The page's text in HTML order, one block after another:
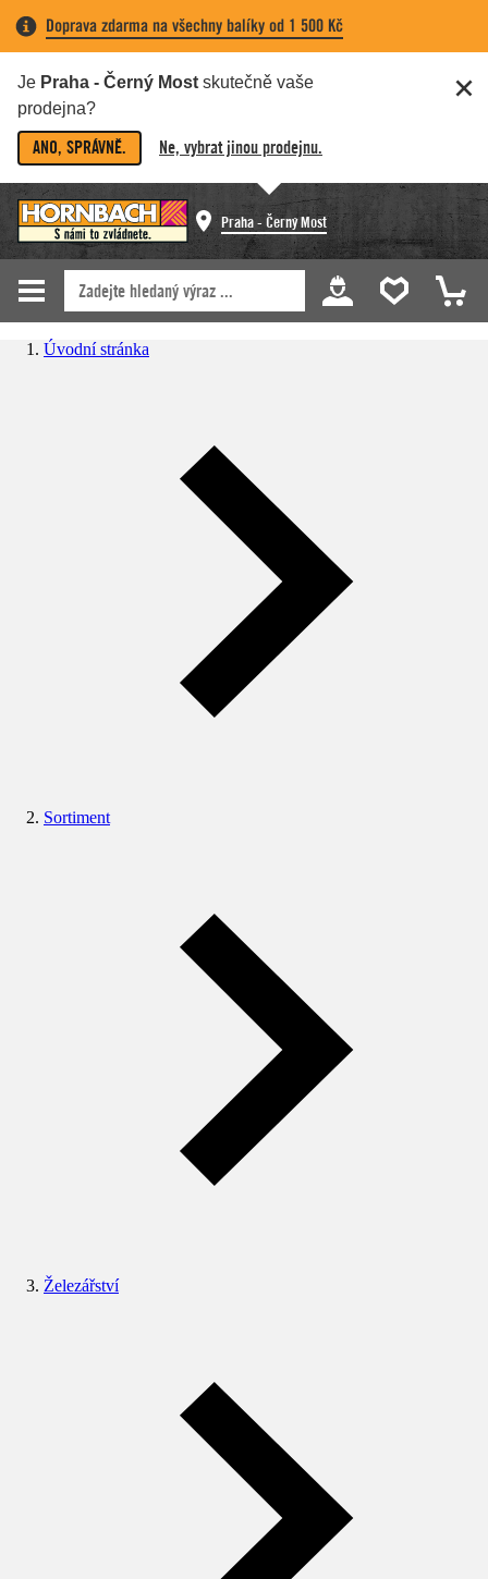
Doprava zdarma na všechny balíky od 1 500 Kč
Je Praha - Černý Most skutečně vaše
prodejna?
ANO, SPRÁVNĚ. Ne, vybrat jinou prodejnu.
Praha - Černý Most
Úvodní stránka
Sortiment
Železářství